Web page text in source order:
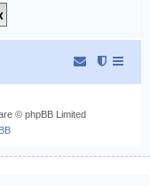
© phpBB Limited